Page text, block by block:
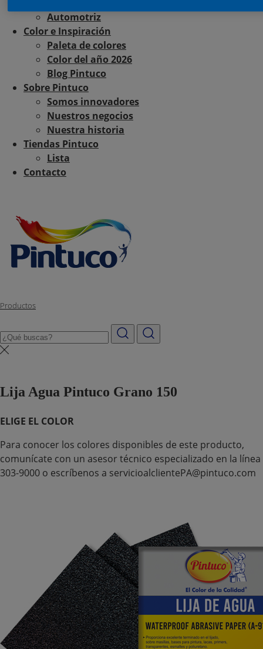
Automotriz
Color e Inspiración
Paleta de colores
Color del año 2026
Blog Pintuco
Sobre Pintuco
Somos innovadores
Nuestros negocios
Nuestra historia
Tiendas Pintuco
Lista
Contacto
Productos
Lija Agua Pintuco Grano 150
ELIGE EL COLOR
Para conocer los colores disponibles de este producto,
comunícate con un asesor técnico especializado en la línea
303-9000 o escríbenos a servicioalclientePA@pintuco.com